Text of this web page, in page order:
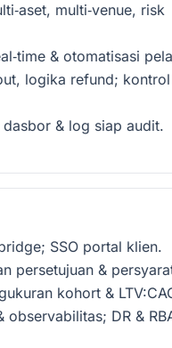
multi‑venue, risk
& otomatisasi
logika refund; kontrol
& log siap audit.
SSO portal klien.
persetujuan &
kohort &
DR &